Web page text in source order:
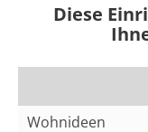
Diese
Wohnideen